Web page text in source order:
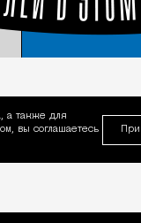
а также для
вы соглашаетесь